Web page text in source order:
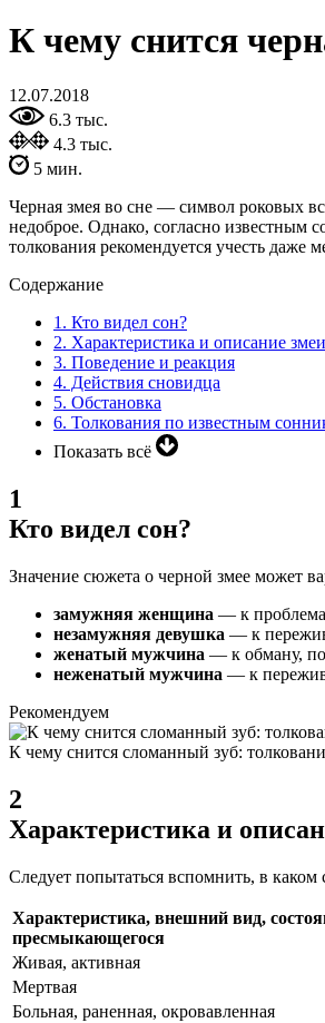
К чему снится
12.07.2018
6.3 тыс.
4.3 тыс.
5 мин.
Черная змея во сне — символ роковых
недоброе. Однако, согласно известным
толкования рекомендуется учесть даже
Содержание
1. Кто видел сон?
2. Характеристика и описание змеи
3. Поведение и реакция
4. Действия сновидца
5. Обстановка
6. Толкования по известным
Показать всё
1
Кто видел сон?
Значение сюжета о черной змее может
замужняя женщина — к
незамужняя девушка — к
женатый мужчина — к обману,
неженатый мужчина — к
Рекомендуем
К чему снится сломанный зуб:
2
Характеристика и
Следует попытаться вспомнить, в
Характеристика, внешний вид,
пресмыкающегося
Живая, активная
Мертвая
Больная, раненная, окровавленная